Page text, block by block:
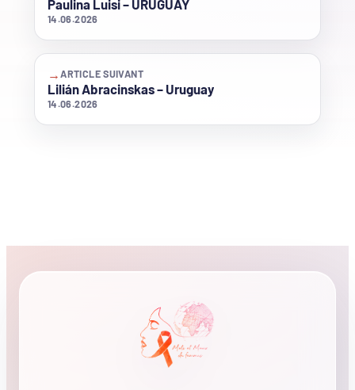
Paulina Luisi – URUGUAY
14.06.2026
→ARTICLE SUIVANT
Lilián Abracinskas – Uruguay
14.06.2026